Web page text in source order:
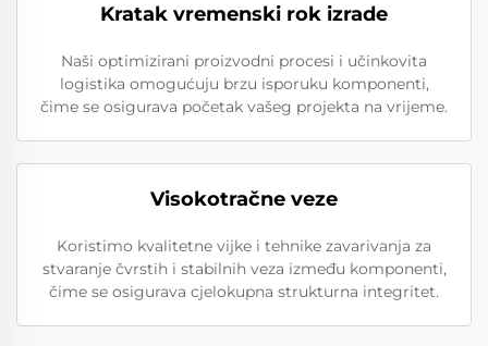
Kratak vremenski rok izrade
Naši optimizirani proizvodni procesi i učinkovita
logistika omogućuju brzu isporuku komponenti,
čime se osigurava početak vašeg projekta na vrijeme.
Visokotračne veze
Koristimo kvalitetne vijke i tehnike zavarivanja za
stvaranje čvrstih i stabilnih veza između komponenti,
čime se osigurava cjelokupna strukturna integritet.